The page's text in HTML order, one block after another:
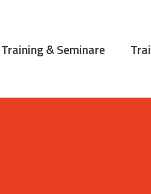
Training & Seminare